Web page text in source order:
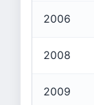
2006
2008
2009